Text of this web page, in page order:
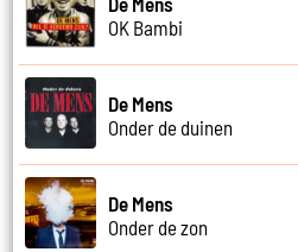
OK Bambi
De Mens
Onder de duinen
De Mens
Onder de zon